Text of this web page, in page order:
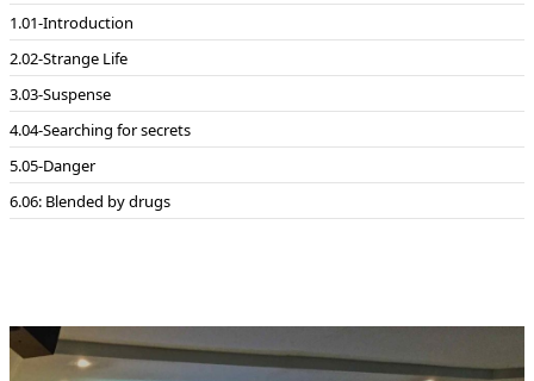
01-Introduction
02-Strange Life
03-Suspense
04-Searching for secrets
05-Danger
06: Blended by drugs